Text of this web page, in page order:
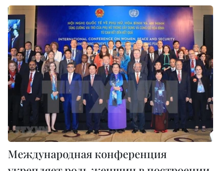
Международная конференция